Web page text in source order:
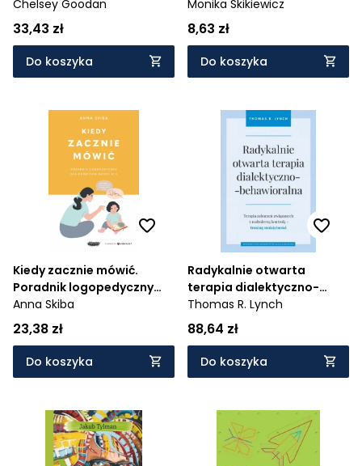
Chelsey Goodan
33,43 zł
Do koszyka
Monika Skikiewicz
8,63 zł
Do koszyka
Kiedy zacznie mówić.
Poradnik logopedyczny
dla rodziców dzieci 0-3
Anna Skiba
23,38 zł
Do koszyka
Radykalnie otwarta
terapia dialektyczno-
behawioralna. Terapia
zaburzeń związanych z
nadmierną kontrolą -
trening umiejętności
Thomas R. Lynch
88,64 zł
Do koszyka